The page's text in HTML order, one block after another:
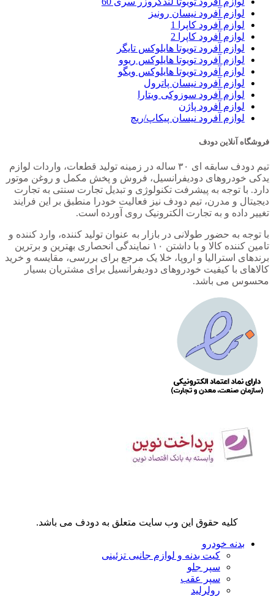
لوازم آفرود نیسان رونیز
لوازم آفرود کاپرا 1
لوازم آفرود کاپرا 2
لوازم آفرود تویوتا هایلوکس تایگر
لوازم آفرود تویوتا هایلوکس ریوو
لوازم آفرود تویوتا هایلوکس ویگو
لوازم آفرود نیسان پاترول
لوازم آفرود سوزوکی ویتارا
لوازم آفرود پاژن
لوازم آفرود نیسان پیکاپ/ریچ
فروشگاه آنلاین دودف
تیم دودف سابقه ای ۳۰ ساله در زمینه تولید قطعات، واردات لوازم
یدکی خودروهای دودیفرانسیل، فروش و پخش مکمل و روغن موتور
دارد. با توجه به پیشرفت تکنولوژی و تبدیل تجارت سنتی به تجارت
دیجیتال و مدرن، تیم دودف نیز فعالیت خودرا منطبق بر این فرایند
تغییر داده و به تجارت الکترونیک روی آورده است.
با توجه به حضور طولانی در بازار به عنوان تولید کننده، وارد کننده و
تامین کننده کالا و با داشتن ۱۰ نمایندگی انحصاری بهترین و برترین
برندهای استرالیا و اروپا، خلا یک مرجع برای بررسی، مقایسه و خرید
کالاهای با کیفیت خودروهای دودیفرانسیل برای مشتریان بسیار
محسوس می باشد.
کلیه حقوق این وب سایت متعلق به دودف می باشد.
بدنه خودرو
کیت بدنه و لوازم جانبی تزئینی
سپر جلو
سپر عقب
رولرلید